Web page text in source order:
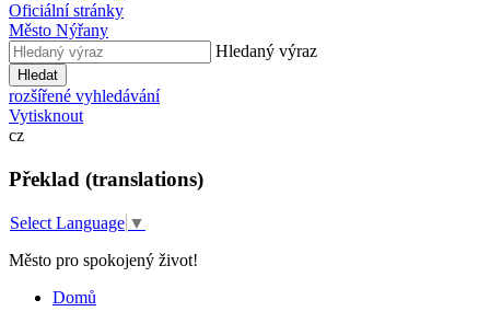
Oficiální stránky
Město Nýřany
Hledaný výraz
Hledat
rozšířené vyhledávání
Vytisknout
cz
Překlad (translations)
Select Language ▼
Město pro spokojený život!
Domů